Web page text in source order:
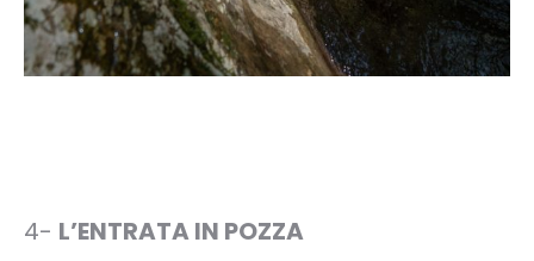
4- L’ENTRATA IN POZZA